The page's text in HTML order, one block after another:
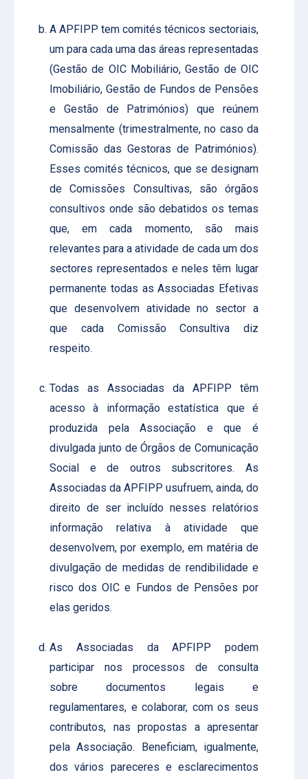
A APFIPP tem comités técnicos sectoriais,
um para cada uma das áreas representadas
(Gestão de OIC Mobiliário, Gestão de OIC
Imobiliário, Gestão de Fundos de Pensões
e Gestão de Patrimónios) que reúnem
mensalmente (trimestralmente, no caso da
Comissão das Gestoras de Patrimónios).
Esses comités técnicos, que se designam
de Comissões Consultivas, são órgãos
consultivos onde são debatidos os temas
que, em cada momento, são mais
relevantes para a atividade de cada um dos
sectores representados e neles têm lugar
permanente todas as Associadas Efetivas
que desenvolvem atividade no sector a
que cada Comissão Consultiva diz
respeito.
Todas as Associadas da APFIPP têm
acesso à informação estatística que é
produzida pela Associação e que é
divulgada junto de Órgãos de Comunicação
Social e de outros subscritores. As
Associadas da APFIPP usufruem, ainda, do
direito de ser incluído nesses relatórios
informação relativa à atividade que
desenvolvem, por exemplo, em matéria de
divulgação de medidas de rendibilidade e
risco dos OIC e Fundos de Pensões por
elas geridos.
As Associadas da APFIPP podem
participar nos processos de consulta
sobre documentos legais e
regulamentares, e colaborar, com os seus
contributos, nas propostas a apresentar
pela Associação. Beneficiam, igualmente,
dos vários pareceres e esclarecimentos